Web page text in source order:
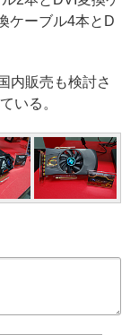
ケーブル4本とD
内販売も検討さ
いる。